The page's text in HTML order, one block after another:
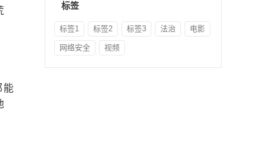
能
标签
标签1 标签2 标签3 法治 电影
网络安全 视频